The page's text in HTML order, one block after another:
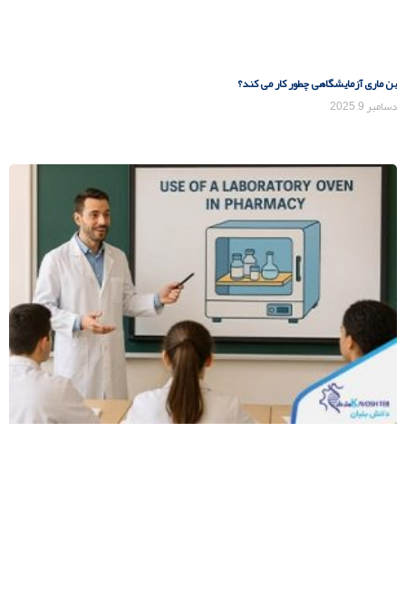
بن ماری آزمایشگاهی چطور کار می کند؟
دسامبر 9, 2025